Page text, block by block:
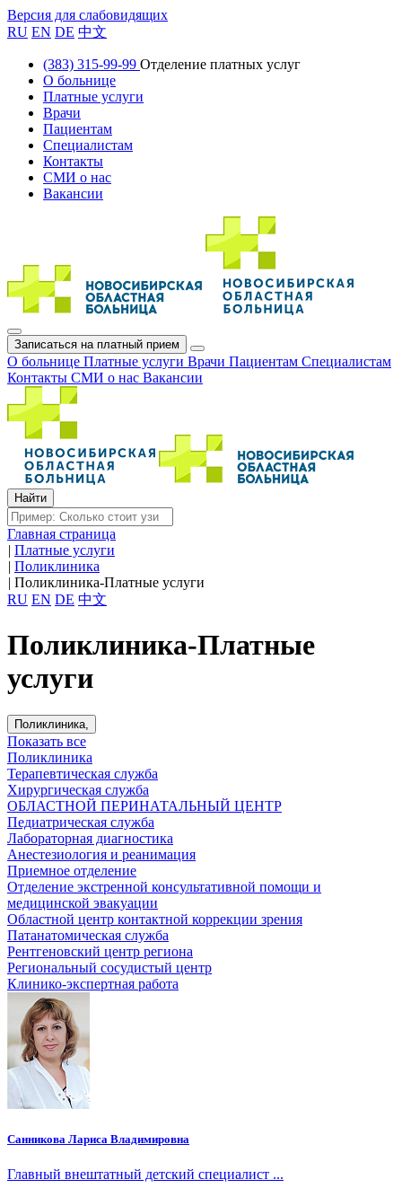
Версия для слабовидящих
RU EN DE 中文
(383) 315-99-99 Отделение платных услуг
О больнице
Платные услуги
Врачи
Пациентам
Специалистам
Контакты
СМИ о нас
Вакансии
Записаться на платный прием
О больнице Платные услуги Врачи Пациентам Специалистам
Контакты СМИ о нас Вакансии
Главная страница
| Платные услуги
| Поликлиника
| Поликлиника-Платные услуги
RU EN DE 中文
Поликлиника-Платные
услуги
Поликлиника,
Показать все
Поликлиника
Терапевтическая служба
Хирургическая служба
ОБЛАСТНОЙ ПЕРИНАТАЛЬНЫЙ ЦЕНТР
Педиатрическая служба
Лабораторная диагностика
Анестезиология и реанимация
Приемное отделение
Отделение экстренной консультативной помощи и
медицинской эвакуации
Областной центр контактной коррекции зрения
Патанатомическая служба
Рентгеновский центр региона
Региональный сосудистый центр
Клинико-экспертная работа
Санникова Лариса Владимировна
Главный внештатный детский специалист ...